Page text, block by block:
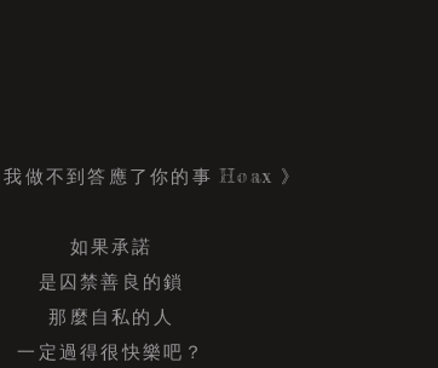
做不到答應了你的事Hoax 》
如果承諾
是囚禁善良的鎖
那麼自私的人
一定過得很快樂吧？